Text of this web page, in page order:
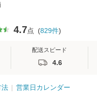
4.7点 (829件)
配送スピード
4.6
法 営業日カレンダー